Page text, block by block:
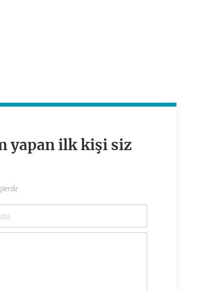
yapan ilk kişi siz